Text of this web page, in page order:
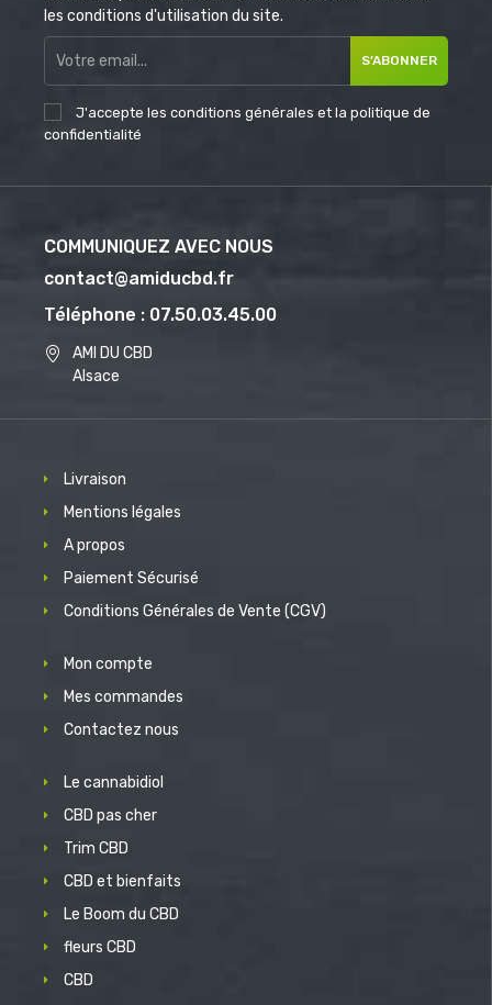
les conditions d'utilisation du site.
S’ABONNER
J'accepte les conditions générales et la politique de
confidentialité
COMMUNIQUEZ AVEC NOUS
contact@amiducbd.fr
Téléphone : 07.50.03.45.00
AMI DU CBD
Alsace
Livraison
Mentions légales
A propos
Paiement Sécurisé
Conditions Générales de Vente (CGV)
Mon compte
Mes commandes
Contactez nous
Le cannabidiol
CBD pas cher
Trim CBD
CBD et bienfaits
Le Boom du CBD
fleurs CBD
CBD